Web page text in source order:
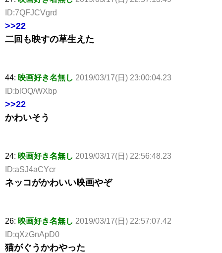
ID:7QFJCVgrd
>>22
二回も映すの草生えた
44: 映画好き名無し 2019/03/17(日) 23:00:04.23
ID:blOQ/WXbp
>>22
かわいそう
24: 映画好き名無し 2019/03/17(日) 22:56:48.23
ID:aSJ4aCYcr
ネッコがかわいい映画やぞ
26: 映画好き名無し 2019/03/17(日) 22:57:07.42
ID:qXzGnApD0
猫がぐうかわやった